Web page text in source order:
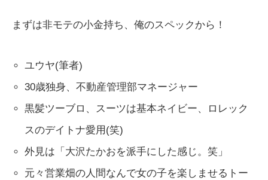
まずは非モテの小金持ち、俺のスペックから！
ユウヤ(筆者)
30歳独身、不動産管理部マネージャー
黒髪ツーブロ、スーツは基本ネイビー、ロレック
スのデイトナ愛用(笑)
外見は「大沢たかおを派手にした感じ。笑」
元々営業畑の人間なんで女の子を楽しませるトー